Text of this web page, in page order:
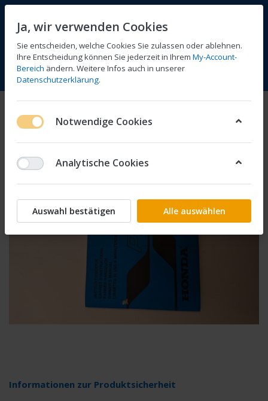
Menü Anmelden Vergleichen Wunschliste
Informationen zur Produktsicherheit
Ja, wir verwenden Cookies
Sie entscheiden, welche Cookies Sie zulassen oder ablehnen.
Ihre Entscheidung können Sie jederzeit in Ihrem My-Account-
Bereich ändern. Weitere Infos auch in unserer
Datenschutzerklärung.
Notwendige Cookies
Analytische Cookies
Auswahl bestätigen Alle auswählen